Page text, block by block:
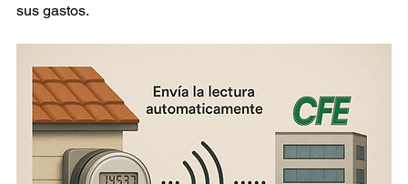
sus gastos.